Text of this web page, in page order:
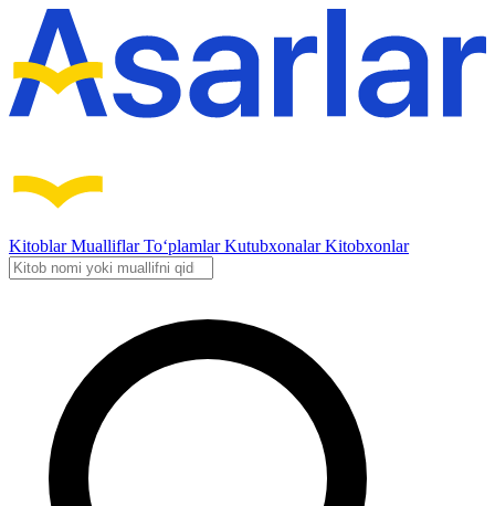
KitoblarMualliflarTo‘plamlarKutubxonalarKitobxonlar